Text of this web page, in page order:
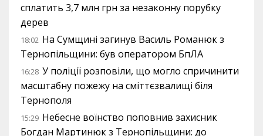
сплатить 3,7 млн грн за незаконну порубку
дерев
18:02 На Сумщині загинув Василь Романюк з
Тернопільщини: був оператором БпЛА
16:28 У поліції розповіли, що могло спричинити
масштабну пожежу на сміттєзвалищі біля
Тернополя
15:29 Небесне воїнство поповнив захисник
Богдан Мартинюк з Тернопільщини: до